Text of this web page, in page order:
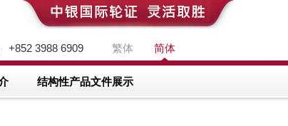
繁体 简体
+852 3988 6909
结构性产品文件展示